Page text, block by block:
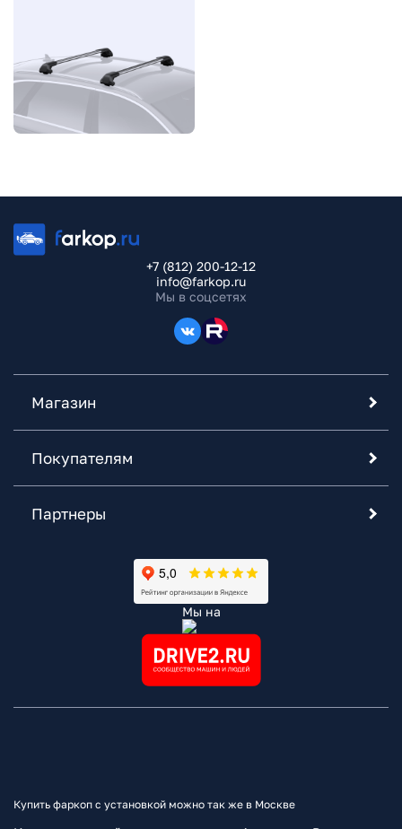
+7 (812) 200-12-12
info@farkop.ru
Мы в соцсетях
Магазин
Покупателям
Партнеры
Мы на
Купить фаркоп с установкой можно так же в Москве